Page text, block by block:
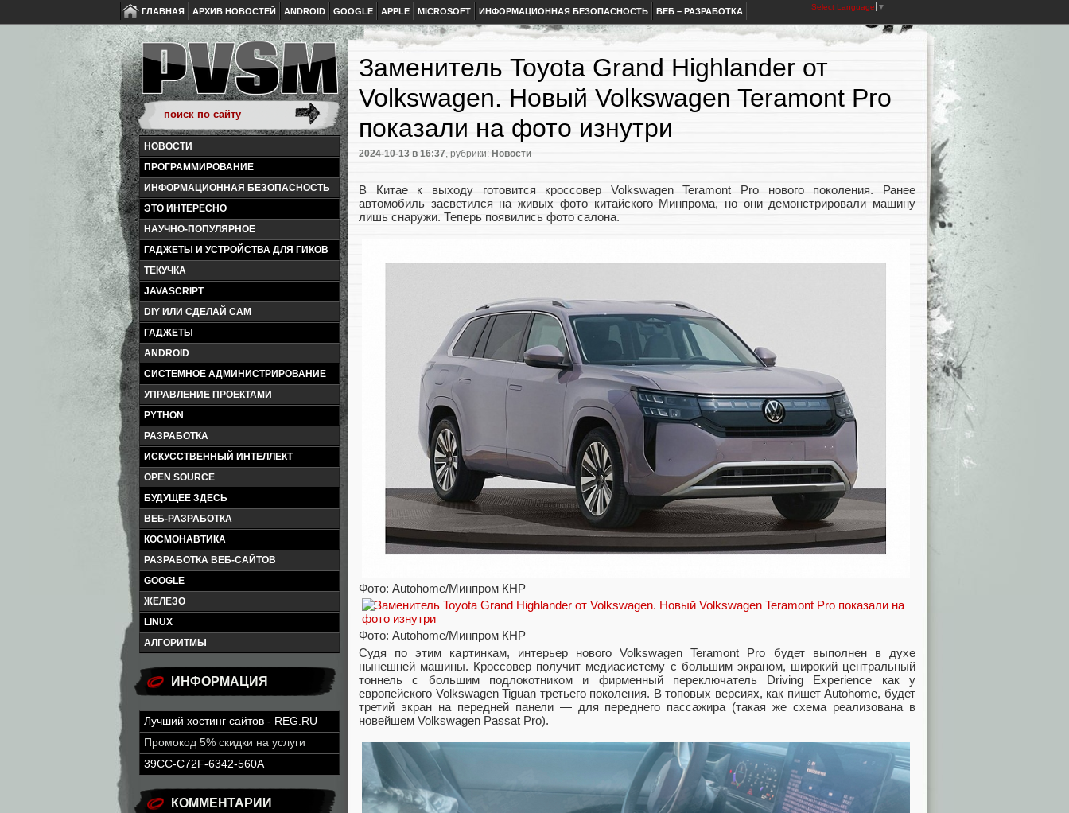
ГЛАВНАЯ АРХИВ НОВОСТЕЙ ANDROID GOOGLE APPLE MICROSOFT ИНФОРМАЦИОННАЯ БЕЗОПАСНОСТЬ ВЕБ – РАЗРАБОТКА Select Language ▼
НОВОСТИ
ПРОГРАММИРОВАНИЕ
ИНФОРМАЦИОННАЯ БЕЗОПАСНОСТЬ
ЭТО ИНТЕРЕСНО
НАУЧНО-ПОПУЛЯРНОЕ
ГАДЖЕТЫ И УСТРОЙСТВА ДЛЯ ГИКОВ
ТЕКУЧКА
JAVASCRIPT
DIY ИЛИ СДЕЛАЙ САМ
ГАДЖЕТЫ
ANDROID
СИСТЕМНОЕ АДМИНИСТРИРОВАНИЕ
УПРАВЛЕНИЕ ПРОЕКТАМИ
PYTHON
РАЗРАБОТКА
ИСКУССТВЕННЫЙ ИНТЕЛЛЕКТ
OPEN SOURCE
БУДУЩЕЕ ЗДЕСЬ
ВЕБ-РАЗРАБОТКА
КОСМОНАВТИКА
РАЗРАБОТКА ВЕБ-САЙТОВ
GOOGLE
ЖЕЛЕЗО
LINUX
АЛГОРИТМЫ
ИНФОРМАЦИЯ
Лучший хостинг сайтов - REG.RU
Промокод 5% скидки на услуги
39CC-C72F-6342-560A
КОММЕНТАРИИ
Заменитель Toyota Grand Highlander от
Volkswagen. Новый Volkswagen Teramont Pro
показали на фото изнутри
2024-10-13 в 16:37, рубрики: Новости
В Китае к выходу готовится кроссовер Volkswagen Teramont Pro нового поколения. Ранее
автомобиль засветился на живых фото китайского Минпрома, но они демонстрировали машину
лишь снаружи. Теперь появились фото салона.
Фото: Autohome/Минпром КНР
Фото: Autohome/Минпром КНР
Судя по этим картинкам, интерьер нового Volkswagen Teramont Pro будет выполнен в духе
нынешней машины. Кроссовер получит медиасистему с большим экраном, широкий центральный
тоннель с большим подлокотником и фирменный переключатель Driving Experience как у
европейского Volkswagen Tiguan третьего поколения. В топовых версиях, как пишет Autohome, будет
третий экран на передней панели — для переднего пассажира (такая же схема реализована в
новейшем Volkswagen Passat Pro).